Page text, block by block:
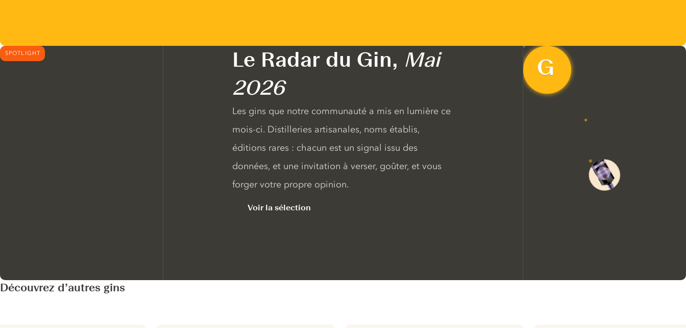
SPOTLIGHT Le Radar du Gin, Mai
2026
Les gins que notre communauté a mis en lumière ce
mois-ci. Distilleries artisanales, noms établis,
éditions rares : chacun est un signal issu des
données, et une invitation à verser, goûter, et vous
forger votre propre opinion.
Voir la sélection
Découvrez d’autres gins